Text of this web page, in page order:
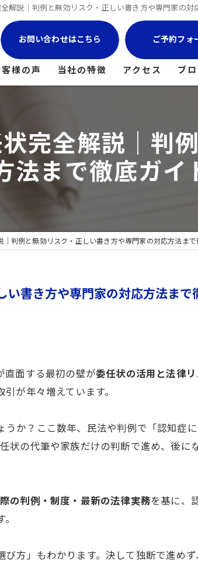
解説｜判例と無効リスク・正しい書き方や専門家の対
お問い合わせはこちら ご予約フォ
様の声 当社の特徴
土地
戸建て
空き家
アクセス ブ
完全解説｜判
法まで徹底ガイ
判例と無効リスク・正しい書き方や専門家の対応方法ま
書き方や専門家の対応方法まで
直面する最初の壁が委任状の活用と法律
が年々増えています。
うか？ここ数年、民法や判例で「認知症
状の代筆や家族だけの判断で進め、後に
の判例・制度・最新の法律実務を基に、
方」もわかります。決して独断で進めず